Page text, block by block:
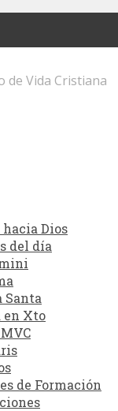
de Vida Cristiana
Dios
del día
Santa
Xto
de Formación